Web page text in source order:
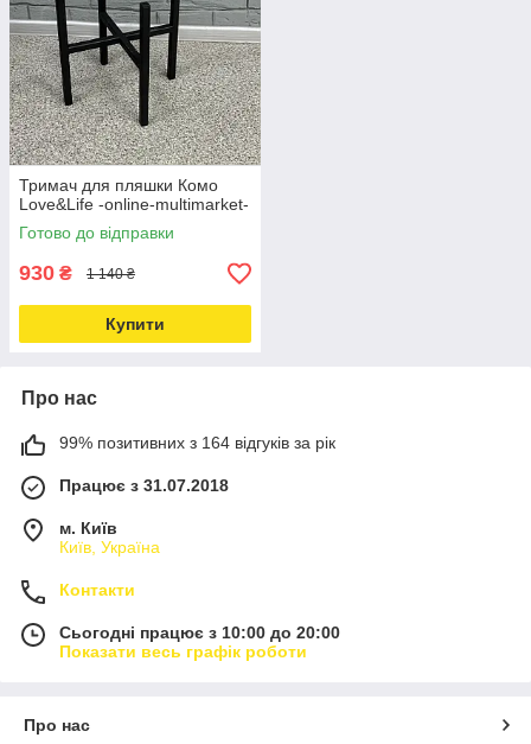
Тримач для пляшки Комо
Love&Life -online-multimarket-
Готово до відправки
930 ₴ 1 140 ₴
Купити
Про нас
99% позитивних з 164 відгуків за рік
Працює з 31.07.2018
м. Київ
Київ, Україна
Контакти
Сьогодні працює з 10:00 до 20:00
Показати весь графік роботи
Про нас